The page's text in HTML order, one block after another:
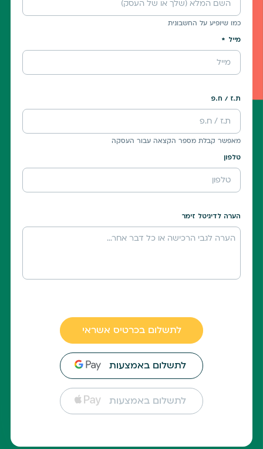
כמו שיופיע על החשבונית
מייל
ת.ז / ח.פ
מאפשר קבלת מספר הקצאה עבור העסקה
טלפון
הערה לדיגיטל זימר
לתשלום בכרטיס אשראי
לתשלום באמצעות
לתשלום באמצעות